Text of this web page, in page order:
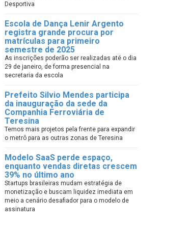
Desportiva
Escola de Dança Lenir Argento
registra grande procura por
matrículas para primeiro
semestre de 2025
As inscrições poderão ser realizadas até o dia
29 de janeiro, de forma presencial na
secretaria da escola
Prefeito Silvio Mendes participa
da inauguração da sede da
Companhia Ferroviária de
Teresina
Temos mais projetos pela frente para expandir
o metrô para as outras zonas de Teresina
Modelo SaaS perde espaço,
enquanto vendas diretas crescem
39% no último ano
Startups brasileiras mudam estratégia de
monetização e buscam liquidez imediata em
meio a cenário desafiador para o modelo de
assinatura